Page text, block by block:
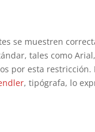
se muestren
tales como
por esta restricción.
, tipógrafa, lo